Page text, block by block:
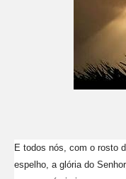
E todos nós, com o rosto
espelho, a glória do